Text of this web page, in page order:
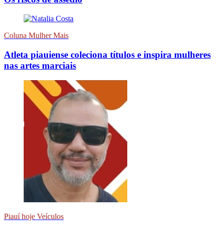
Coluna Mulher Mais
Atleta piauiense coleciona títulos e inspira mulheres
nas artes marciais
Piauí hoje Veículos